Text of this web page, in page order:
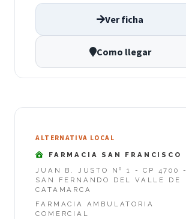
Ver ficha
Como llegar
ALTERNATIVA LOCAL
FARMACIA SAN FRANCISCO
JUAN B. JUSTO Nº 1 - CP 4700 -
SAN FERNANDO DEL VALLE DE
CATAMARCA
FARMACIA AMBULATORIA
COMERCIAL